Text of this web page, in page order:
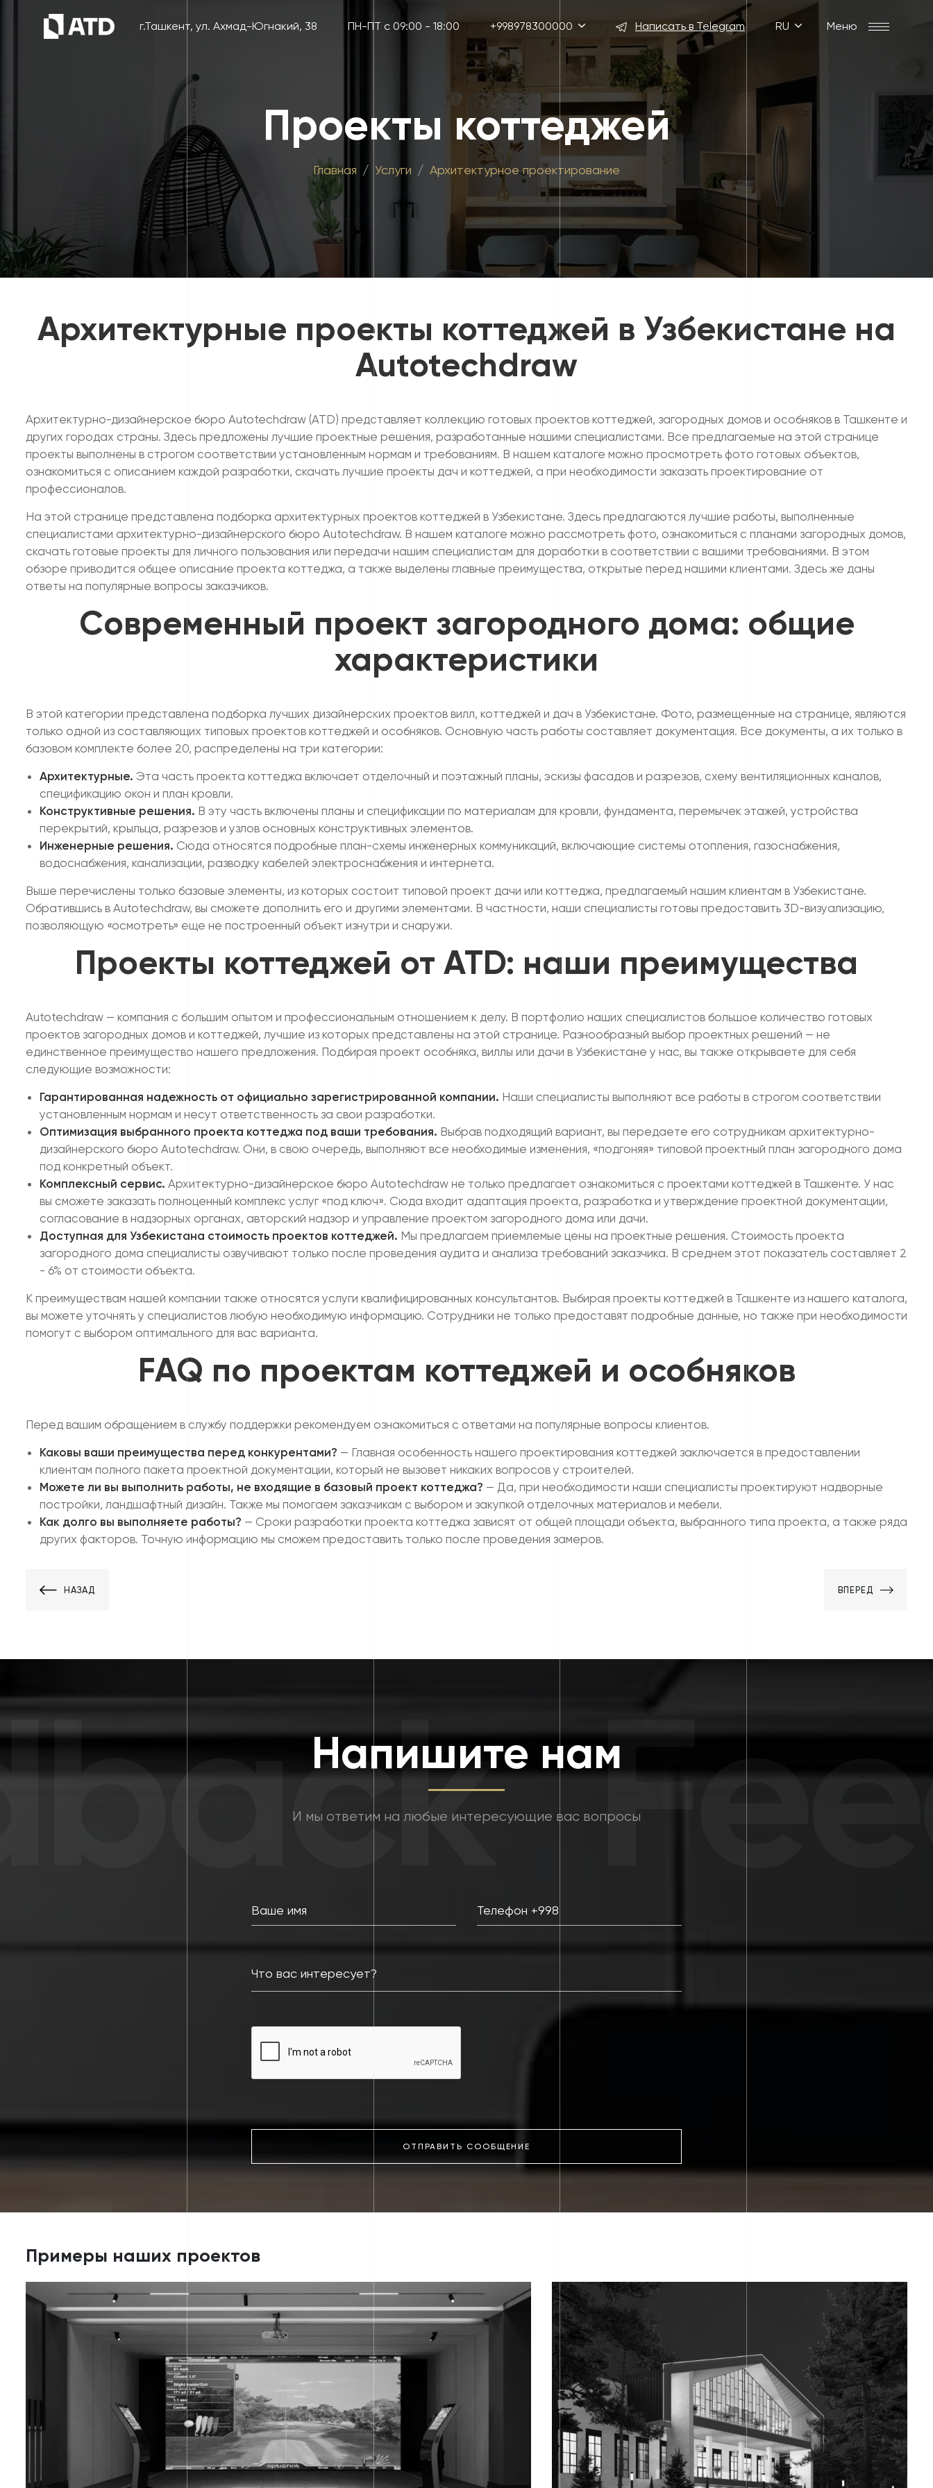
г.Ташкент, ул. Ахмад-Югнакий, 38 ПН-ПТ с 09:00 - 18:00 +998978300000 Написать в Telegram RU Меню
Проекты коттеджей
Главная Услуги Архитектурное проектирование
Архитектурные проекты коттеджей в Узбекистане на
Autotechdraw
Архитектурно-дизайнерское бюро Autotechdraw (ATD) представляет коллекцию готовых проектов коттеджей, загородных домов и особняков в Ташкенте и
других городах страны. Здесь предложены лучшие проектные решения, разработанные нашими специалистами. Все предлагаемые на этой странице
проекты выполнены в строгом соответствии установленным нормам и требованиям. В нашем каталоге можно просмотреть фото готовых объектов,
ознакомиться с описанием каждой разработки, скачать лучшие проекты дач и коттеджей, а при необходимости заказать проектирование от
профессионалов.
На этой странице представлена подборка архитектурных проектов коттеджей в Узбекистане. Здесь предлагаются лучшие работы, выполненные
специалистами архитектурно-дизайнерского бюро Autotechdraw. В нашем каталоге можно рассмотреть фото, ознакомиться с планами загородных домов,
скачать готовые проекты для личного пользования или передачи нашим специалистам для доработки в соответствии с вашими требованиями. В этом
обзоре приводится общее описание проекта коттеджа, а также выделены главные преимущества, открытые перед нашими клиентами. Здесь же даны
ответы на популярные вопросы заказчиков.
Современный проект загородного дома: общие
характеристики
В этой категории представлена подборка лучших дизайнерских проектов вилл, коттеджей и дач в Узбекистане. Фото, размещенные на странице, являются
только одной из составляющих типовых проектов коттеджей и особняков. Основную часть работы составляет документация. Все документы, а их только в
базовом комплекте более 20, распределены на три категории:
Архитектурные. Эта часть проекта коттеджа включает отделочный и поэтажный планы, эскизы фасадов и разрезов, схему вентиляционных каналов,
спецификацию окон и план кровли.
Конструктивные решения. В эту часть включены планы и спецификации по материалам для кровли, фундамента, перемычек этажей, устройства
перекрытий, крыльца, разрезов и узлов основных конструктивных элементов.
Инженерные решения. Сюда относятся подробные план-схемы инженерных коммуникаций, включающие системы отопления, газоснабжения,
водоснабжения, канализации, разводку кабелей электроснабжения и интернета.
Выше перечислены только базовые элементы, из которых состоит типовой проект дачи или коттеджа, предлагаемый нашим клиентам в Узбекистане.
Обратившись в Autotechdraw, вы сможете дополнить его и другими элементами. В частности, наши специалисты готовы предоставить 3D-визуализацию,
позволяющую «осмотреть» еще не построенный объект изнутри и снаружи.
Проекты коттеджей от ATD: наши преимущества
Autotechdraw — компания с большим опытом и профессиональным отношением к делу. В портфолио наших специалистов большое количество готовых
проектов загородных домов и коттеджей, лучшие из которых представлены на этой странице. Разнообразный выбор проектных решений — не
единственное преимущество нашего предложения. Подбирая проект особняка, виллы или дачи в Узбекистане у нас, вы также открываете для себя
следующие возможности:
Гарантированная надежность от официально зарегистрированной компании. Наши специалисты выполняют все работы в строгом соответствии
установленным нормам и несут ответственность за свои разработки.
Оптимизация выбранного проекта коттеджа под ваши требования. Выбрав подходящий вариант, вы передаете его сотрудникам архитектурно-
дизайнерского бюро Autotechdraw. Они, в свою очередь, выполняют все необходимые изменения, «подгоняя» типовой проектный план загородного дома
под конкретный объект.
Комплексный сервис. Архитектурно-дизайнерское бюро Autotechdraw не только предлагает ознакомиться с проектами коттеджей в Ташкенте. У нас
вы сможете заказать полноценный комплекс услуг «под ключ». Сюда входит адаптация проекта, разработка и утверждение проектной документации,
согласование в надзорных органах, авторский надзор и управление проектом загородного дома или дачи.
Доступная для Узбекистана стоимость проектов коттеджей. Мы предлагаем приемлемые цены на проектные решения. Стоимость проекта
загородного дома специалисты озвучивают только после проведения аудита и анализа требований заказчика. В среднем этот показатель составляет 2
- 6% от стоимости объекта.
К преимуществам нашей компании также относятся услуги квалифицированных консультантов. Выбирая проекты коттеджей в Ташкенте из нашего каталога,
вы можете уточнять у специалистов любую необходимую информацию. Сотрудники не только предоставят подробные данные, но также при необходимости
помогут с выбором оптимального для вас варианта.
FAQ по проектам коттеджей и особняков
Перед вашим обращением в службу поддержки рекомендуем ознакомиться с ответами на популярные вопросы клиентов.
Каковы ваши преимущества перед конкурентами? — Главная особенность нашего проектирования коттеджей заключается в предоставлении
клиентам полного пакета проектной документации, который не вызовет никаких вопросов у строителей.
Можете ли вы выполнить работы, не входящие в базовый проект коттеджа? — Да, при необходимости наши специалисты проектируют надворные
постройки, ландшафтный дизайн. Также мы помогаем заказчикам с выбором и закупкой отделочных материалов и мебели.
Как долго вы выполняете работы? — Сроки разработки проекта коттеджа зависят от общей площади объекта, выбранного типа проекта, а также ряда
других факторов. Точную информацию мы сможем предоставить только после проведения замеров.
НАЗАД ВПЕРЕД
Напишите нам
И мы ответим на любые интересующие вас вопросы
ОТПРАВИТЬ СООБЩЕНИЕ
Примеры наших проектов